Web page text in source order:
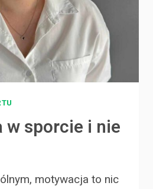
w sporcie i nie
motywacja to nic